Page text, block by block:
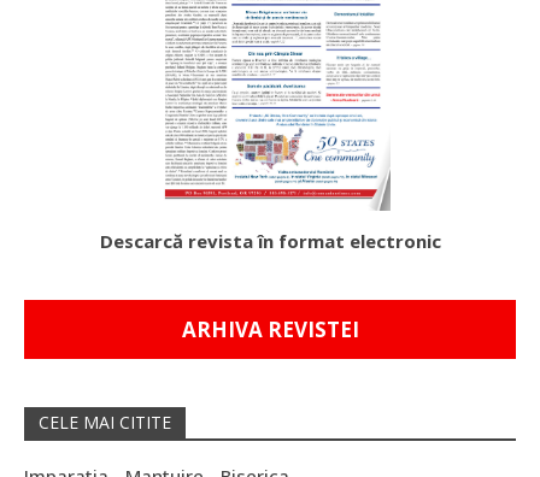
Descarcă revista în format electronic
ARHIVA REVISTEI
CELE MAI CITITE